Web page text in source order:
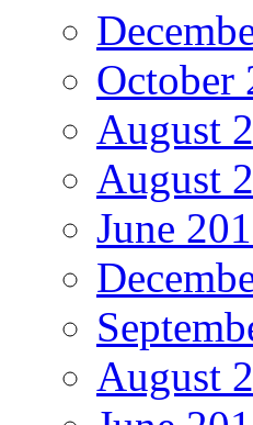
October
August
August
June
August